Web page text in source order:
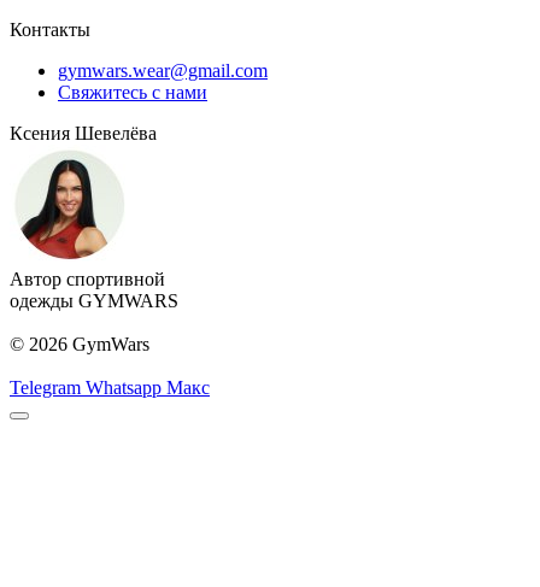
Контакты
gymwars.wear@gmail.com
Свяжитесь с нами
Ксения Шевелёва
Автор спортивной
одежды GYMWARS
© 2026 GymWars
Telegram Whatsapp Макс